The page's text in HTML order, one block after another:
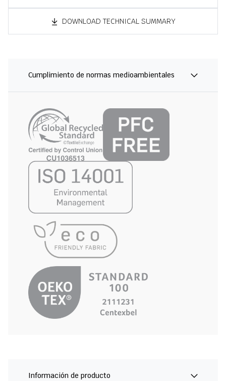
DOWNLOAD TECHNICAL SUMMARY
Cumplimiento de normas medioambientales
Información de producto